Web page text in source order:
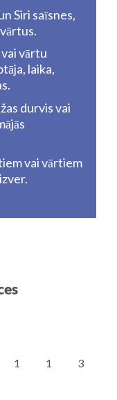
Siri saīsnes,
vārtu
laika,
durvis vai
vai vārtiem
1 1 3